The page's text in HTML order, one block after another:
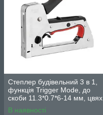
Степлер будівельний 3 в 1,
функція Trigger Mode, до
скоби 11.3*0.7*6-14 мм, цвях
14мм, шпилька 14мм
В наявності